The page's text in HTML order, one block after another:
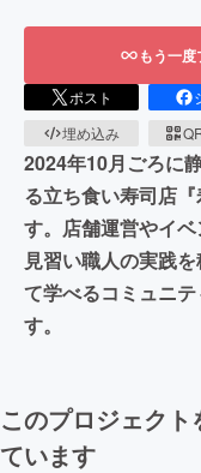
もう一
ポスト
埋め込み
2024年10月ごろに
る立ち食い寿司店
す。店舗運営やイ
見習い職人の実践
て学べるコミュニ
す。
このプロジェク
ています